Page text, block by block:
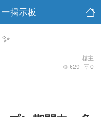
掲示板
樓主
629 0